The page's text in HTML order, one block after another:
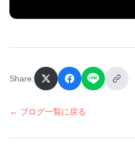
Share:
← ブログ一覧に戻る